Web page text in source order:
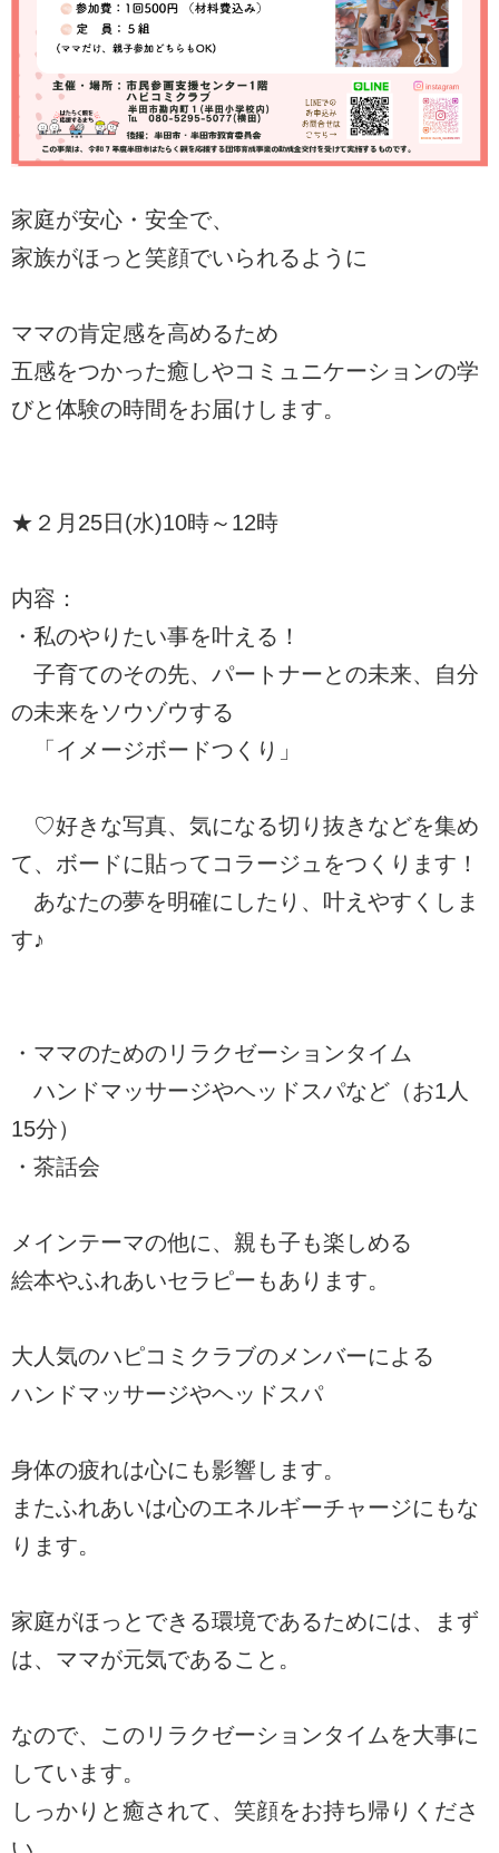
家庭が安心・安全で、
家族がほっと笑顔でいられるように
ママの肯定感を高めるため
五感をつかった癒しやコミュニケーションの学
びと体験の時間をお届けします。
★２月25日(水)10時～12時
内容：
・私のやりたい事を叶える！
子育てのその先、パートナーとの未来、自分
の未来をソウゾウする
「イメージボードつくり」
♡好きな写真、気になる切り抜きなどを集め
て、ボードに貼ってコラージュをつくります！
あなたの夢を明確にしたり、叶えやすくしま
す♪
・ママのためのリラクゼーションタイム
ハンドマッサージやヘッドスパなど（お1人
15分）
・茶話会
メインテーマの他に、親も子も楽しめる
絵本やふれあいセラピーもあります。
大人気のハピコミクラブのメンバーによる
ハンドマッサージやヘッドスパ
身体の疲れは心にも影響します。
またふれあいは心のエネルギーチャージにもな
ります。
家庭がほっとできる環境であるためには、まず
は、ママが元気であること。
なので、このリラクゼーションタイムを大事に
しています。
しっかりと癒されて、笑顔をお持ち帰りくださ